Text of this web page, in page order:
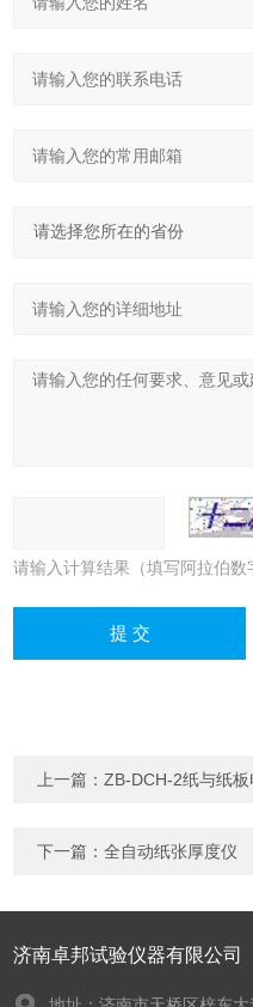
请输入计算结果（填写阿拉伯数
上一篇：ZB-DCH-2纸与纸
下一篇：全自动纸张厚度仪
济南卓邦试验仪器有限公司